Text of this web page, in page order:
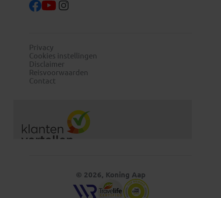
Privacy
Cookies instellingen
Disclaimer
Reisvoorwaarden
Contact
© 2026, Koning Aap